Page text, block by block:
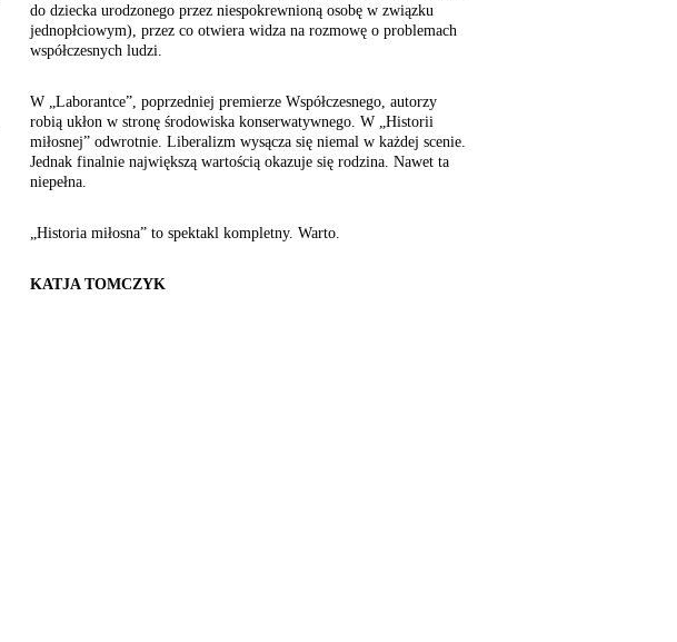
do dziecka urodzonego przez niespokrewnioną osobę w związku
jednopłciowym), przez co otwiera widza na rozmowę o problemach
współczesnych ludzi.
W „Laborantce”, poprzedniej premierze Współczesnego, autorzy
robią ukłon w stronę środowiska konserwatywnego. W „Historii
miłosnej” odwrotnie. Liberalizm wysącza się niemal w każdej scenie.
Jednak finalnie największą wartością okazuje się rodzina. Nawet ta
niepełna.
„Historia miłosna” to spektakl kompletny. Warto.
KATJA TOMCZYK